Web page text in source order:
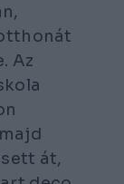
Az
át,